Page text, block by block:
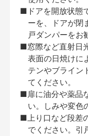
■ドアを開放状態
ーを、ドアが閉
戸ダンパーをお
■窓際など直射日
表面の日焼けに
テンやブライン
てください。
■扉に油分や薬品
い。しみや変色
■上り口など段差
でください。引